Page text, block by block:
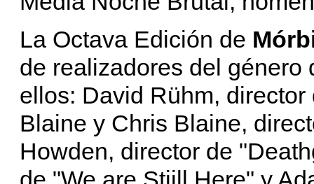
La Octava Edición de
de realizadores del género
ellos: David Rühm,
Blaine y Chris Blaine,
Howden, director de